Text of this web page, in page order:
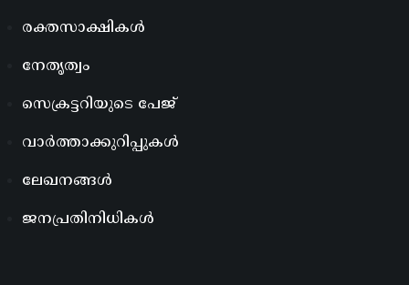
രക്തസാക്ഷികൾ
നേതൃത്വം
സെക്രട്ടറിയുടെ പേജ്
വാർത്താക്കുറിപ്പുകൾ
ലേഖനങ്ങൾ
ജനപ്രതിനിധികൾ